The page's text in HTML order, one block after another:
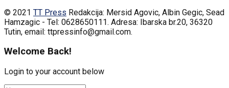
© 2021 TT Press Redakcija: Mersid Agovic, Albin Gegic, Sead
Hamzagic - Tel: 0628650111. Adresa: Ibarska br.20, 36320
Tutin, email: ttpressinfo@gmail.com.
Welcome Back!
Login to your account below